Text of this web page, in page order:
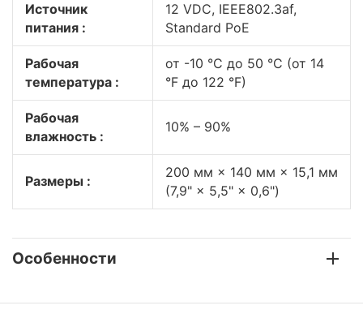
Источник
питания :
12 VDC, IEEE802.3af,
Standard PoE
Рабочая
температура :
от -10 °C до 50 °C (от 14
°F до 122 °F)
Рабочая
влажность :
10% – 90%
Размеры :
200 мм × 140 мм × 15,1 мм
(7,9" × 5,5" × 0,6")
Особенности